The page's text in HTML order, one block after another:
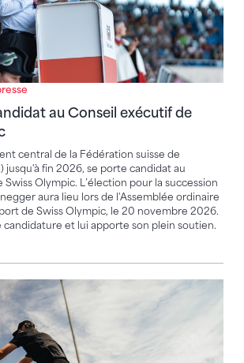
au Conseil exécutif de
central de la Fédération suisse de
jusqu'à fin 2026, se porte candidat au
Olympic. L’élection pour la succession
aura lieu lors de l'Assemblée ordinaire
de Swiss Olympic, le 20 novembre 2026.
candidature et lui apporte son plein soutien.
Swiss Parkour Series 2026